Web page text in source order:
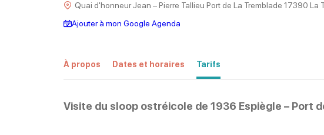
Quai d'honneur Jean – Pierre Tallieu Port de La Tremblade 17390 La
Ajouter à mon Google Agenda
À propos Dates et horaires Tarifs
Visite du sloop ostréicole de 1936 Espiègle – Port